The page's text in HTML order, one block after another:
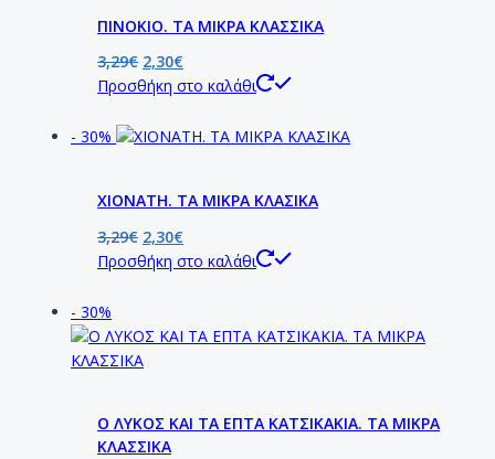
ΠΙΝΟΚΙΟ. ΤΑ ΜΙΚΡΑ ΚΛΑΣΣΙΚΑ
3,29€ 2,30€
Προσθήκη στο καλάθι
- 30%
ΧΙΟΝΑΤΗ. ΤΑ ΜΙΚΡΑ ΚΛΑΣΙΚΑ
3,29€ 2,30€
Προσθήκη στο καλάθι
- 30%
Ο ΛΥΚΟΣ ΚΑΙ ΤΑ ΕΠΤΑ ΚΑΤΣΙΚΑΚΙΑ. ΤΑ ΜΙΚΡΑ
ΚΛΑΣΣΙΚΑ